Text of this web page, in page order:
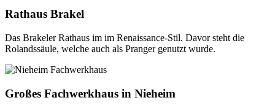
Rathaus Brakel
Das Brakeler Rathaus im im Renaissance-Stil. Davor steht die
Rolandssäule, welche auch als Pranger genutzt wurde.
Großes Fachwerkhaus in Nieheim